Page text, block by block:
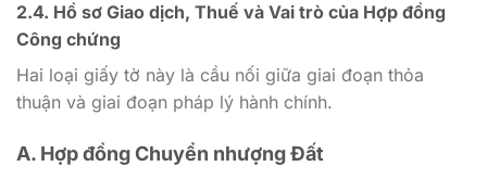
2.4. Hồ sơ Giao dịch, Thuế và Vai trò của Hợp đồng
Công chứng
Hai loại giấy tờ này là cầu nối giữa giai đoạn thỏa
thuận và giai đoạn pháp lý hành chính.
A. Hợp đồng Chuyển nhượng Đất